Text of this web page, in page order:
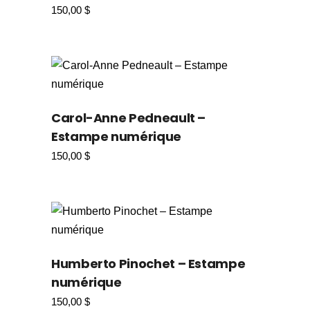
150,00 $
Carol-Anne Pedneault –
Estampe numérique
150,00 $
Humberto Pinochet – Estampe
numérique
150,00 $